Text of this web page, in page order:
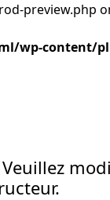
preview.php
wp-content/